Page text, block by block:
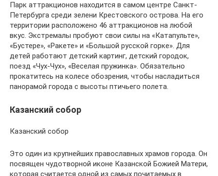
Парк аттракционов находится в самом центре Санкт-
Петербурга среди зелени Крестовского острова. На его
территории расположено 46 аттракционов на любой
вкус. Экстремалы пробуют свои силы на «Катапульте»,
«Бустере», «Ракете» и «Большой русской горке». Для
детей работают детский картинг, детский городок,
поезд «Чух-Чух», «Веселая пружинка». Обязательно
прокатитесь на колесе обозрения, чтобы насладиться
панорамой города с высоты птичьего полета.
Казанский собор
Казанский собор
Это один из крупнейших православных храмов города. Он
посвящен чудотворной иконе Казанской Божией Матери,
которая считается одной из самых почитаемых в